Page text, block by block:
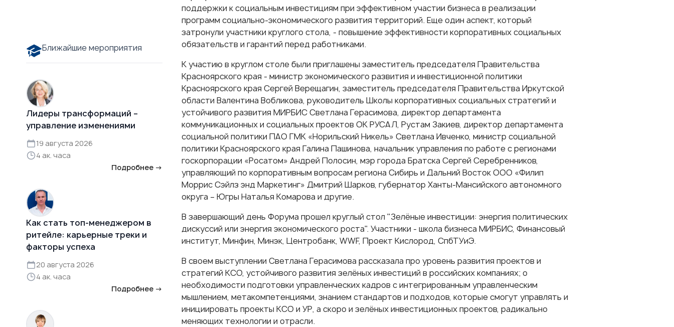
поддержки к социальным инвестициям при эффективном участии бизнеса в реализации
программ социально-экономического развития территорий. Еще один аспект, который
затронули участники круглого стола, - повышение эффективности корпоративных социальных
обязательств и гарантий перед работниками.
К участию в круглом столе были приглашены заместитель председателя Правительства
Красноярского края - министр экономического развития и инвестиционной политики
Красноярского края Сергей Верещагин, заместитель председателя Правительства Иркутской
области Валентина Вобликова, руководитель Школы корпоративных социальных стратегий и
устойчивого развития МИРБИС Светлана Герасимова, директор департамента
коммуникационных и социальных проектов ОК РУСАЛ, Рустам Закиев, директор департамента
социальной политики ПАО ГМК «Норильский Никель» Светлана Ивченко, министр социальной
политики Красноярского края Галина Пашинова, начальник управления по работе с регионами
госкорпорации «Росатом» Андрей Полосин, мэр города Братска Сергей Серебренников,
управляющий по корпоративным вопросам региона Сибирь и Дальний Восток ООО «Филип
Моррис Сэйлз энд Маркетинг» Дмитрий Шарков, губернатор Ханты-Мансийского автономного
округа – Югры Наталья Комарова и другие.
В завершающий день Форума прошел круглый стол "Зелёные инвестиции: энергия политических
дискуссий или энергия экономического роста". Участники - школа бизнеса МИРБИС, Финансовый
институт, Минфин, Минэк, Центробанк, WWF, Проект Кислород, СпбТУиЭ.
В своем выступлении Светлана Герасимова рассказала про уровень развития проектов и
стратегий КСО, устойчивого развития зелёных инвестиций в российских компаниях; о
необходимости подготовки управленческих кадров с интегрированным управленческим
мышлением, метакомпетенциями, знанием стандартов и подходов, которые смогут управлять и
инициировать проекты КСО и УР, а скоро и зелёных инвестиционных проектов, радикально
меняющих технологии и отрасли.
Ближайшие мероприятия
Лидеры трансформаций –
управление изменениями
19 августа 2026
4 ак. часа
Подробнее →
Как стать топ-менеджером в
ритейле: карьерные треки и
факторы успеха
20 августа 2026
4 ак. часа
Подробнее →